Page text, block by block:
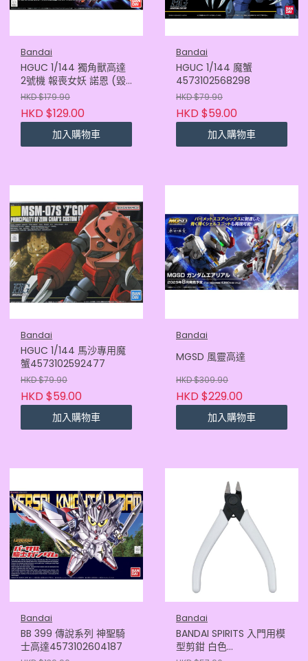
Bandai
HGUC 1/144 獨角獸高達
2號機 報喪女妖 諾恩 (毀
滅模式)4573102587800
HKD $179.90
HKD $129.00
加入購物車
Bandai
HGUC 1/144 魔蟹
4573102568298
HKD $79.90
HKD $59.00
加入購物車
Bandai
HGUC 1/144 馬沙專用魔
蟹4573102592477
HKD $79.90
HKD $59.00
加入購物車
Bandai
MGSD 風靈高達
HKD $309.90
HKD $229.00
加入購物車
Bandai
BB 399 傳說系列 神聖騎
士高達4573102604187
Bandai
BANDAI SPIRITS 入門用模
型剪鉗 白色